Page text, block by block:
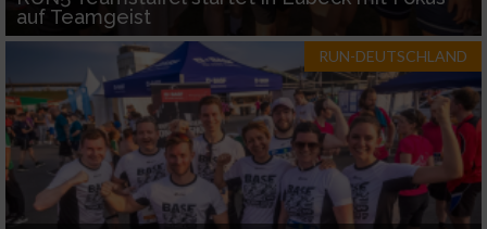
auf Teamgeist
RUN-DEUTSCHLAND